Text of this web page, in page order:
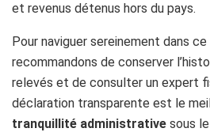
et revenus détenus hors du pays.
Pour naviguer sereinement dans
recommandons de conserver
relevés et de consulter un expert
déclaration transparente est le
tranquillité administrative sous